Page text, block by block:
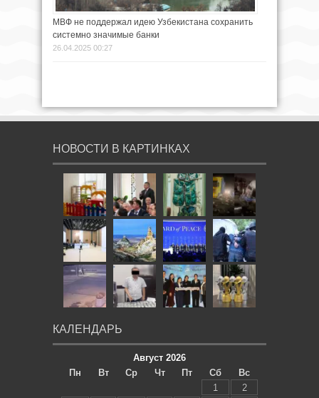
МВФ не поддержал идею Узбекистана сохранить
системно значимые банки
26.04.2025 00:27
НОВОСТИ В КАРТИНКАХ
КАЛЕНДАРЬ
Август 2026
Пн
Вт Ср Чт Пт Сб
Вс
1
2